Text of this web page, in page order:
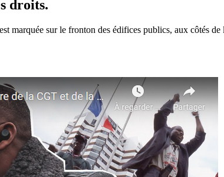
droits.
marquée sur le fronton des édifices publics, aux côtés